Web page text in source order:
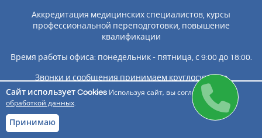
Аккредитация медицинских специалистов, курсы
профессиональной переподготовки, повышение
квалификации
Время работы офиса: понедельник - пятница, с 9:00 до 18:00.
Звонки и сообщения принимаем круглосуточно
г. Санкт-Петербург, пр. Обуховской Обороны 51К, офис 417
ОГРН 1176600002050 / ИНН 6686096826
Разработка и поддержание сайта ИП Павленко Г.В
Сайт использует Cookies Используя сайт, вы соглашаетесь с
обработкой данных.
Принимаю